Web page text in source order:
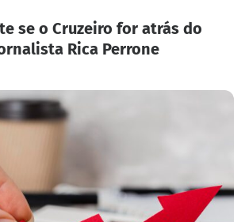
se o Cruzeiro for atrás do
Rica Perrone